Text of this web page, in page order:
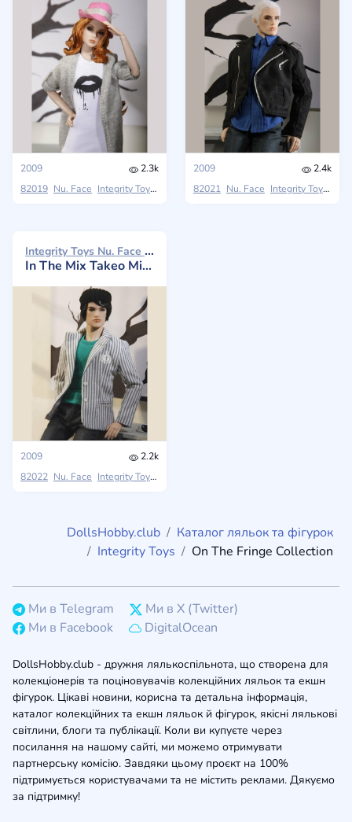
2009
2.3k
82019 Nu. Face Integrity Toys On The Fringe Collection
2009
2.4k
82021 Nu. Face Integrity Toys
Integrity Toys Nu. Face 2009
In The Mix Takeo Mizutani
2009
2.2k
82022 Nu. Face Integrity Toys
DollsHobby.club
Каталог ляльок та фігурок
Integrity Toys
On The Fringe Collection
Ми в Telegram
Ми в X (Twitter)
Ми в Facebook
DigitalOcean
DollsHobby.club - дружня лялькоспільнота, що створена для
колекціонерів та поціновувачів колекційних ляльок та екшн
фігурок. Цікаві новини, корисна та детальна інформація,
каталог колекційних та екшн ляльок й фігурок, якісні лялькові
світлини, блоги та публікації. Коли ви купуєте через
посилання на нашому сайті, ми можемо отримувати
партнерську комісію. Завдяки цьому проєкт на 100%
підтримується користувачами та не містить реклами. Дякуємо
за підтримку!